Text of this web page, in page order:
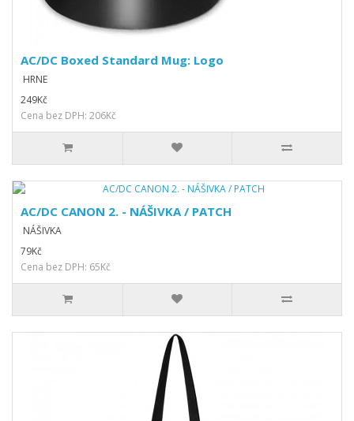
AC/DC Boxed Standard Mug: Logo
HRNE
249Kč
Cena bez DPH: 206Kč
AC/DC CANON 2. - NÁŠIVKA / PATCH
NÁŠIVKA
79Kč
Cena bez DPH: 65Kč